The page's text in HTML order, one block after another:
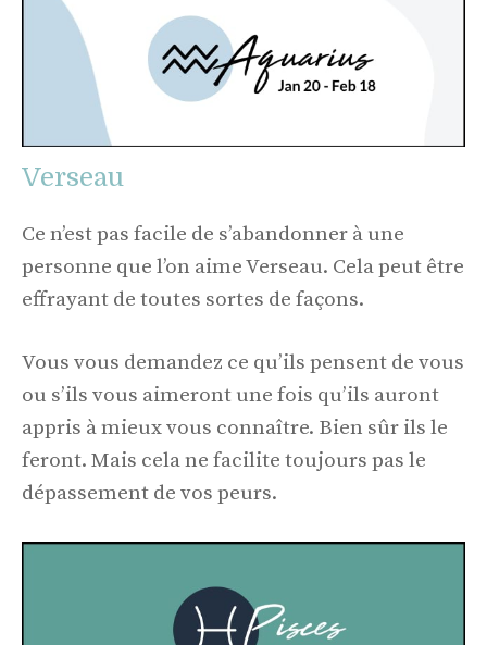
Verseau
Ce n’est pas facile de s’abandonner à une
personne que l’on aime Verseau. Cela peut être
effrayant de toutes sortes de façons.
Vous vous demandez ce qu’ils pensent de vous
ou s’ils vous aimeront une fois qu’ils auront
appris à mieux vous connaître. Bien sûr ils le
feront. Mais cela ne facilite toujours pas le
dépassement de vos peurs.